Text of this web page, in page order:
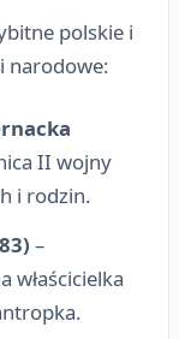
polskie i
narodowe:
II wojny
i rodzin.
–
właścicielka